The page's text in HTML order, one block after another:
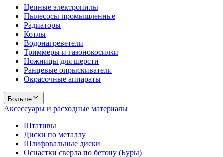
Цепные электропилы
Пылесосы промышленные
Радиаторы
Котлы
Водонагреветели
Триммеры и газонокосилки
Ножницы для шерсти
Ранцевые опрыскиватели
Окрасочные аппараты
Больше
Аксессуары и расходные материалы
Штативы
Диски по металлу
Шлифовальные диски
Оснастки сверла по бетону (Буры)